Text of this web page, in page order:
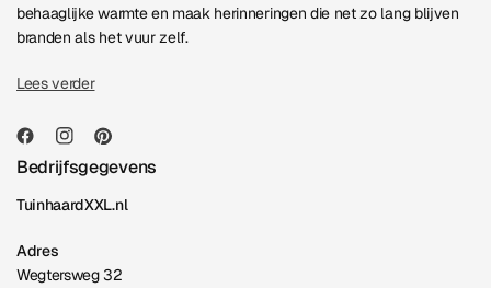
behaaglijke warmte en maak herinneringen die net zo lang blijven
branden als het vuur zelf.
Lees verder
Bedrijfsgegevens
TuinhaardXXL.nl
Adres
Wegtersweg 32